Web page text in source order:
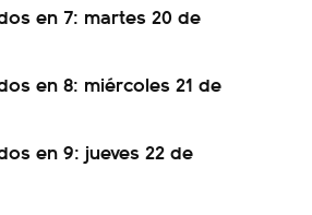
en 7: martes 20 de
en 8: miércoles 21 de
en 9: jueves 22 de